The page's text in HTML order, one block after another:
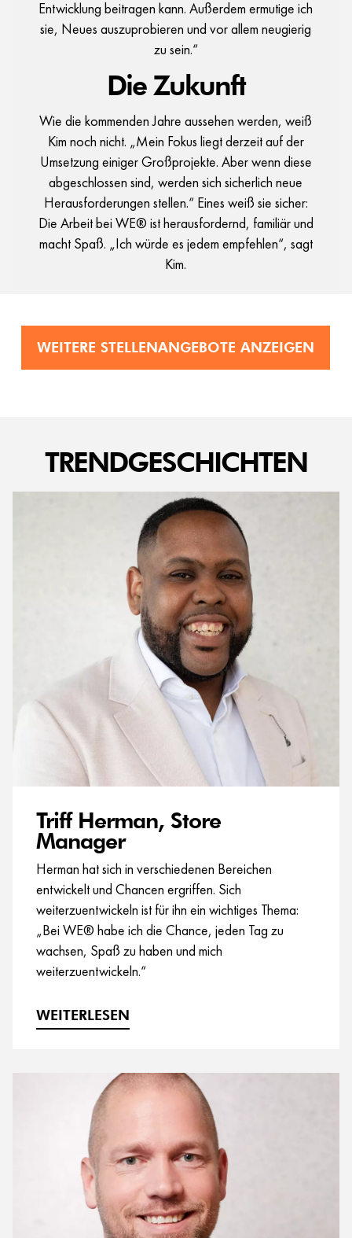
Entwicklung beitragen kann. Außerdem ermutige ich
sie, Neues auszuprobieren und vor allem neugierig
zu sein.“
Die Zukunft
Wie die kommenden Jahre aussehen werden, weiß
Kim noch nicht. „Mein Fokus liegt derzeit auf der
Umsetzung einiger Großprojekte. Aber wenn diese
abgeschlossen sind, werden sich sicherlich neue
Herausforderungen stellen.“ Eines weiß sie sicher:
Die Arbeit bei WE® ist herausfordernd, familiär und
macht Spaß. „Ich würde es jedem empfehlen“, sagt
Kim.
WEITERE STELLENANGEBOTE ANZEIGEN
TRENDGESCHICHTEN
Triff Herman, Store
Manager
Herman hat sich in verschiedenen Bereichen
entwickelt und Chancen ergriffen. Sich
weiterzuentwickeln ist für ihn ein wichtiges Thema:
„Bei WE® habe ich die Chance, jeden Tag zu
wachsen, Spaß zu haben und mich
weiterzuentwickeln.“
WEITERLESEN